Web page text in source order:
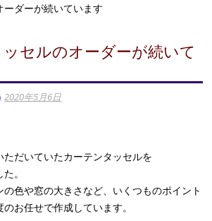
ーダーが続いています
セルのオーダーが続いて
2020年5月6日
ただいていたカーテンタッセルを
。
の色や窓の大きさなど、いくつものポイント
お任せで作成しています。